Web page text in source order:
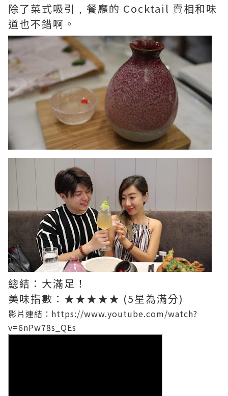
除了菜式吸引﹐餐廳的 Cocktail 賣相和味
道也不錯啊。
總結：大滿足！
美味指數：★★★★★ (5星為滿分)
影片連結：https://www.youtube.com/watch?
v=6nPw78s_QEs